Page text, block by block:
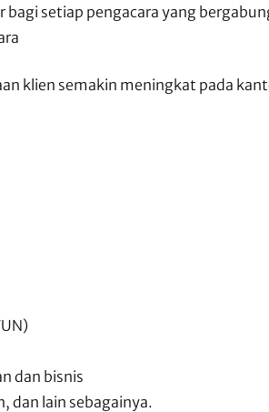
setiap pengacara yang
klien semakin meningkat pada
dan bisnis
dan lain sebagainya.